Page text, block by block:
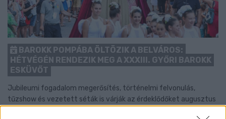
BAROKK POMPÁBA ÖLTÖZIK A BELVÁROS:
HÉTVÉGÉN RENDEZIK MEG A XXXIII. GYŐRI BAROKK
ESKÜVŐT
Jubileumi fogadalom megerősítés, történelmi felvonulás,
tűzshow és vezetett séták is várják az érdeklődőket augusztus